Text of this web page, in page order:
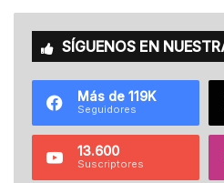
SÍGUENOS EN
Más de 119K
Seguidores
13.600
Suscriptores